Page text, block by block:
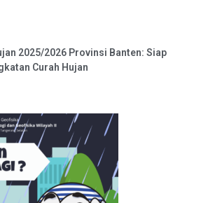
2025/2026 Provinsi Banten: Siap
Curah Hujan